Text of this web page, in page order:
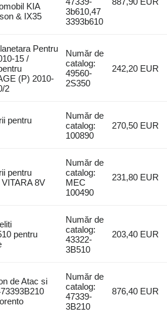
KIA
& IX35
3b610,47
3393b610
Pentru
15 /
(P) 2010-
2
Număr de
catalog:
49560-
2S350
242,20 EUR
pentru
Număr de
catalog:
100890
270,50 EUR
pentru
8V
Număr de
catalog:
MEC
100490
231,80 EUR
pentru
Număr de
catalog:
43322-
3B510
203,40 EUR
de Atac si
Număr de
catalog:
47339-
3B210
876,40 EUR